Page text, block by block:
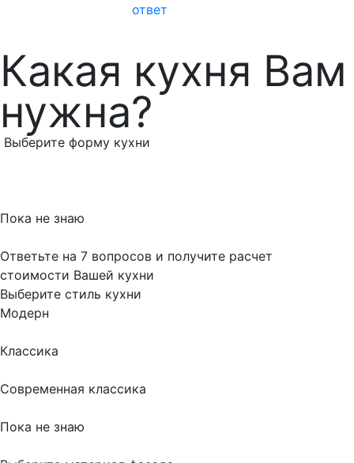
ответ
Какая кухня Вам
нужна?
Выберите форму кухни
Пока не знаю
Ответьте на 7 вопросов и получите расчет
стоимости Вашей кухни
Выберите стиль кухни
Модерн
Классика
Современная классика
Пока не знаю